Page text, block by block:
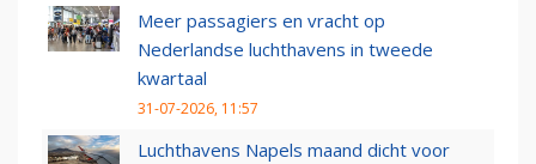
Meer passagiers en vracht op
Nederlandse luchthavens in tweede
kwartaal
31-07-2026, 11:57
Luchthavens Napels maand dicht voor